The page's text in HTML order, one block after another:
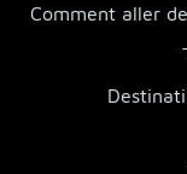
Comment aller